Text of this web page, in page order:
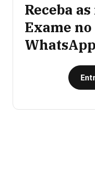
Receba
Exame no
WhatsApp